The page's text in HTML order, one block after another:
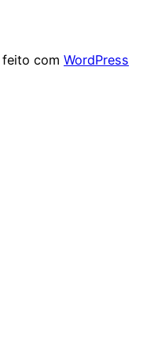
feito com WordPress